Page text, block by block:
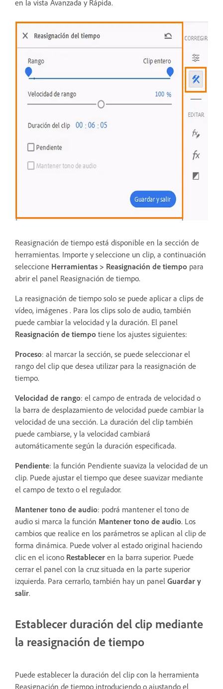
en la vista Avanzada y Rápida.
Reasignación de tiempo está disponible en la sección de
herramientas. Importe y seleccione un clip, a continuación
seleccione Herramientas > Reasignación de tiempo para
abrir el panel Reasignación de tiempo.
La reasignación de tiempo solo se puede aplicar a clips de
vídeo, imágenes . Para los clips solo de audio, también
puede cambiar la velocidad y la duración. El panel
Reasignación de tiempo tiene los ajustes siguientes:
Proceso: al marcar la sección, se puede seleccionar el
rango del clip que desea utilizar para la reasignación de
tiempo.
Velocidad de rango: el campo de entrada de velocidad o
la barra de desplazamiento de velocidad puede cambiar la
velocidad de una sección. La duración del clip también
puede cambiarse, y la velocidad cambiará
automáticamente según la duración especificada.
Pendiente: la función Pendiente suaviza la velocidad de un
clip. Puede ajustar el tiempo que desee suavizar mediante
el campo de texto o el regulador.
Mantener tono de audio: podrá mantener el tono de
audio si marca la función Mantener tono de audio. Los
cambios que realice en los parámetros se aplican al clip de
forma dinámica. Puede volver al estado original haciendo
clic en el icono Restablecer en la barra superior. Puede
cerrar el panel con la cruz situada en la parte superior
izquierda. Para cerrarlo, también hay un panel Guardar y
salir.
Establecer duración del clip mediante
la reasignación de tiempo
Puede establecer la duración del clip con la herramienta
Reasignación de tiempo introduciendo o ajustando el